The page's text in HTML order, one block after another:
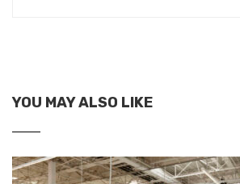
YOU MAY ALSO LIKE